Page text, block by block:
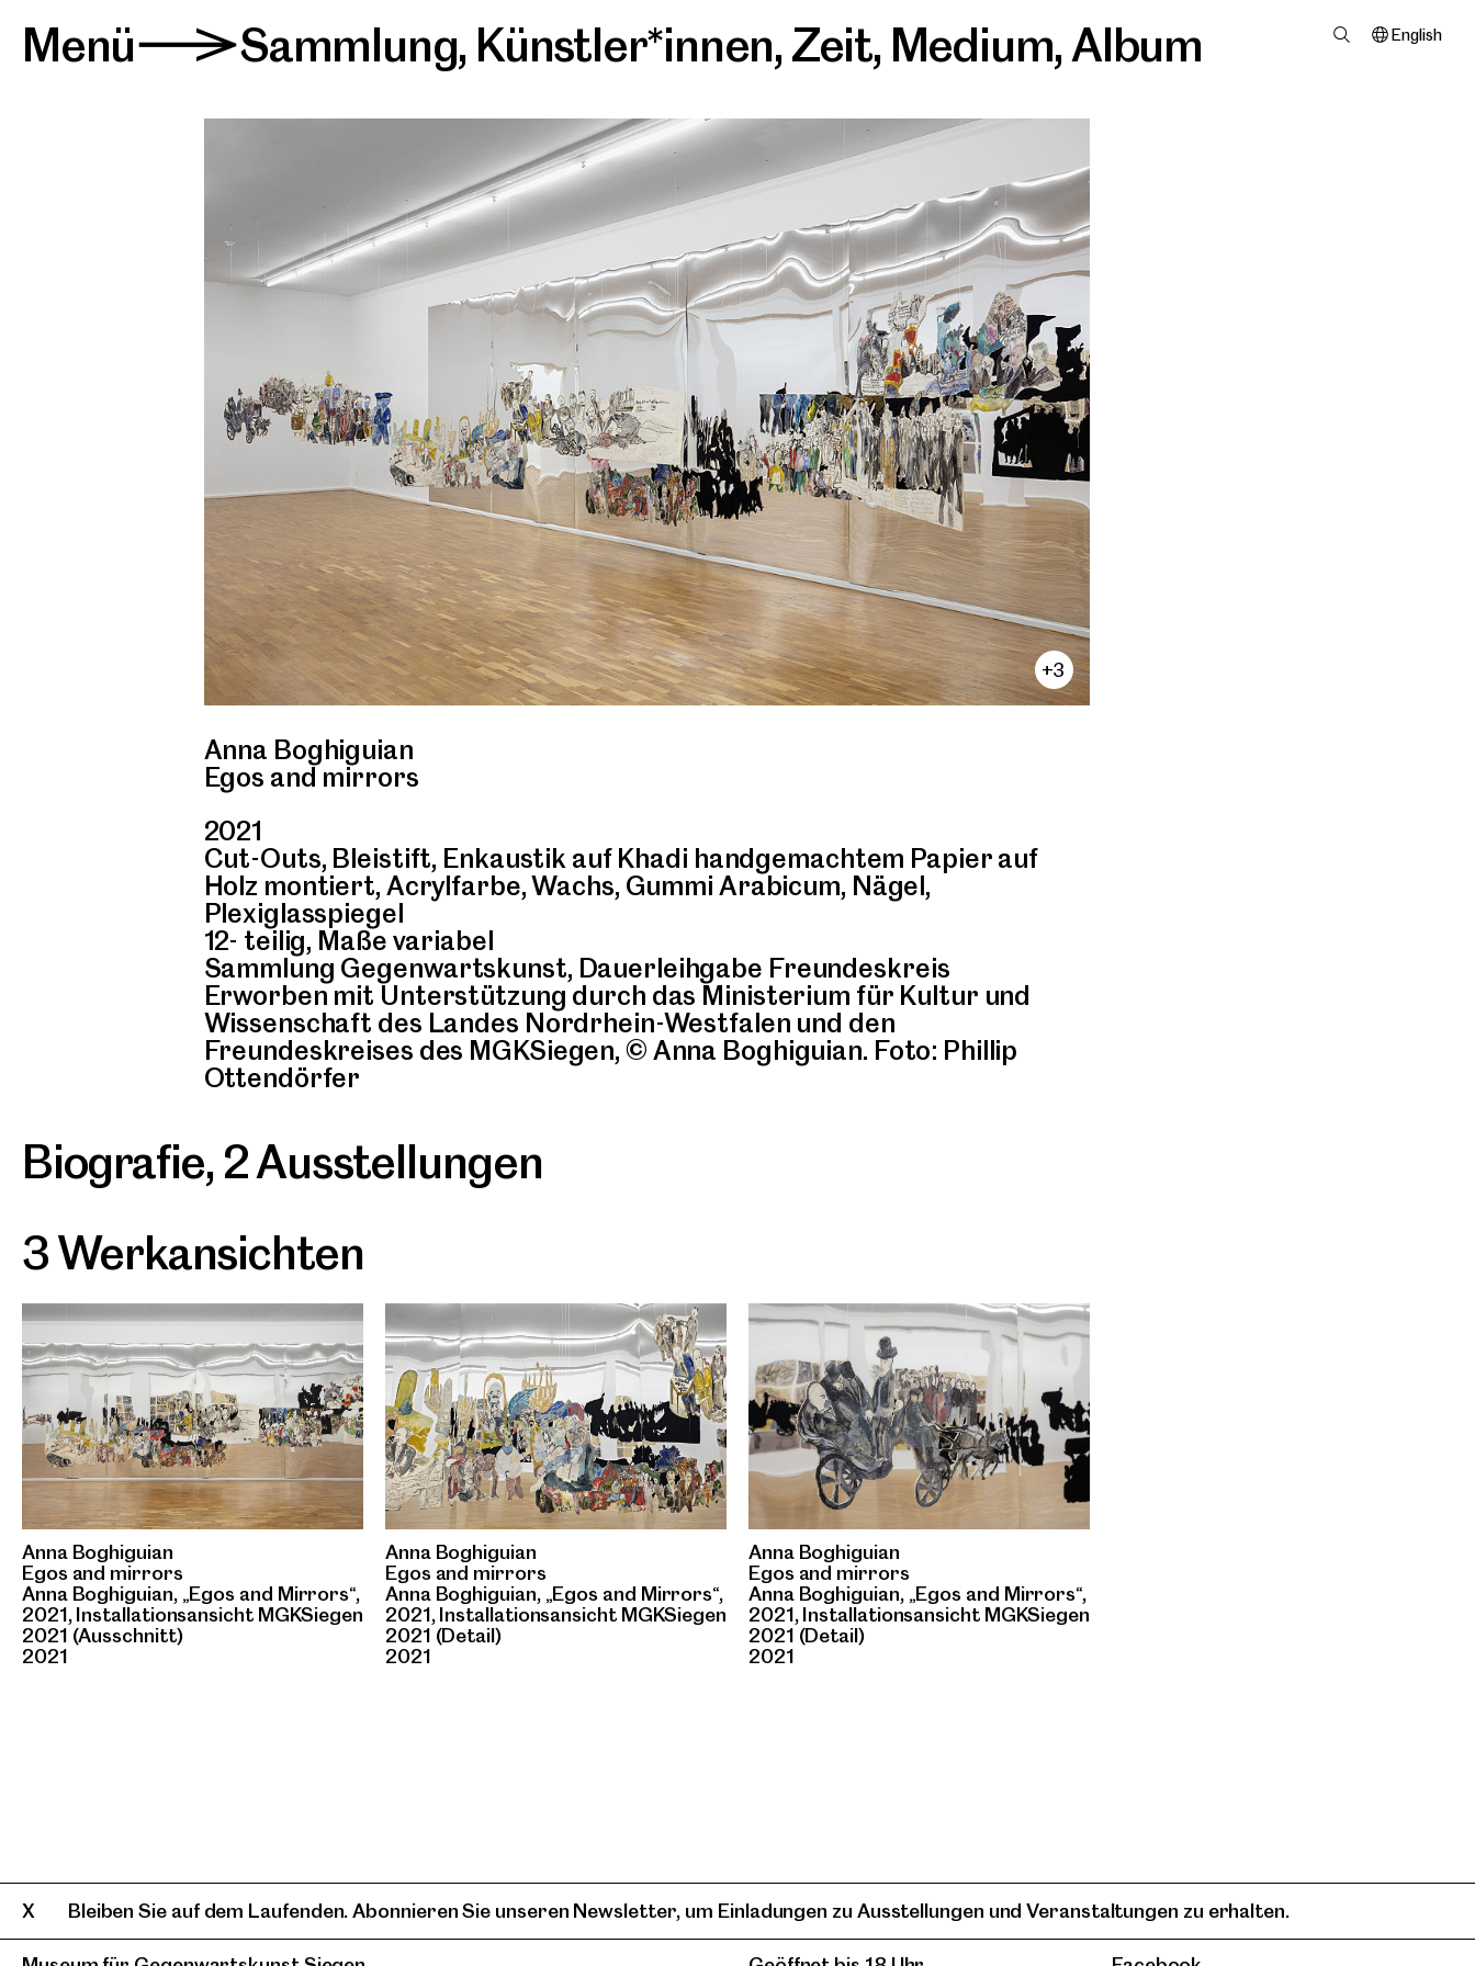
Menü>Sammlung, Künstler*innen, Zeit, Medium,Album English
+3
Anna Boghiguian
Egos and mirrors
2021
Cut-Outs, Bleistift, Enkaustik auf Khadi handgemachtem Papier auf
Holz montiert, Acrylfarbe, Wachs, Gummi Arabicum, Nägel,
Plexiglasspiegel
12- teilig, Maße variabel
Sammlung Gegenwartskunst, Dauerleihgabe Freundeskreis
Erworben mit Unterstützung durch das Ministerium für Kultur und
Wissenschaft des Landes Nordrhein-Westfalen und den
Freundeskreises des MGKSiegen, © Anna Boghiguian. Foto: Phillip
Ottendörfer
Biografie, 2 Ausstellungen
3 Werkansichten
Anna Boghiguian
Egos and mirrors
Anna Boghiguian, „Egos and Mirrors“,
2021, Installationsansicht MGKSiegen
2021 (Ausschnitt)
2021
Anna Boghiguian
Egos and mirrors
Anna Boghiguian, „Egos and Mirrors“,
2021, Installationsansicht MGKSiegen
2021 (Detail)
2021
Anna Boghiguian
Egos and mirrors
Anna Boghiguian, „Egos and Mirrors“,
2021, Installationsansicht MGKSiegen
2021 (Detail)
2021
Bleiben Sie auf dem Laufenden. Abonnieren Sie unseren Newsletter, um Einladungen zu Ausstellungen und Veranstaltungen zu erhalten.